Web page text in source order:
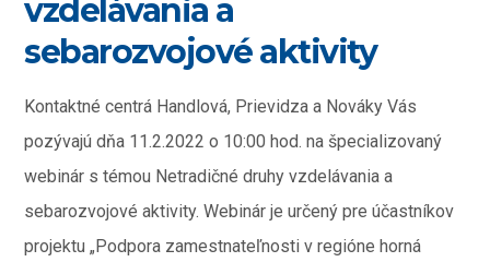
vzdelávania a
sebarozvojové aktivity
Kontaktné centrá Handlová, Prievidza a Nováky Vás
pozývajú dňa 11.2.2022 o 10:00 hod. na špecializovaný
webinár s témou Netradičné druhy vzdelávania a
sebarozvojové aktivity. Webinár je určený pre účastníkov
projektu „Podpora zamestnateľnosti v regióne horná